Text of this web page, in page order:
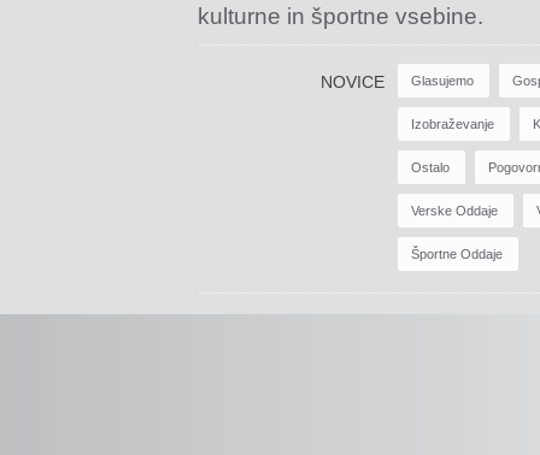
kulturne in športne vsebine.
NOVICE Glasujemo
Izobraževanje
Ostalo
Verske Oddaje
Športne Oddaje